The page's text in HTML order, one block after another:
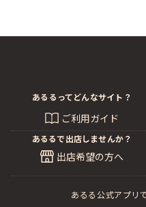
あるるってどんなサイト？
ご利用ガイド
あるるで出店しませんか？
出店希望の方へ
あるる公式アプリ